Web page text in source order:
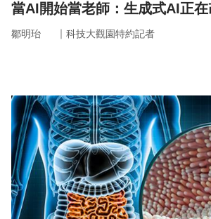
當AI開始當老師：生成式AI正
鄒明珆 ｜ 科技大觀園特約記者